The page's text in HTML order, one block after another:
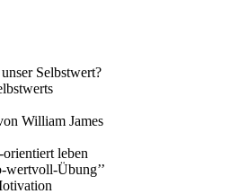
Selbstwert?
William James
orientiert leben
wertvoll-Übung’’